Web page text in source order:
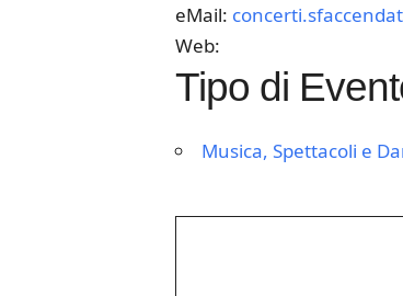
eMail:
Web:
Tipo di
Musica, Spettacoli e